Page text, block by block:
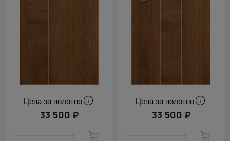
Цена за полотно
33 500 ₽
Цена за полотно
33 500 ₽